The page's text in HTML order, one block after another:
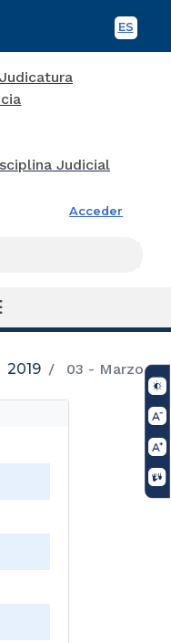
ES
Acceder
2019 03 - Marzo